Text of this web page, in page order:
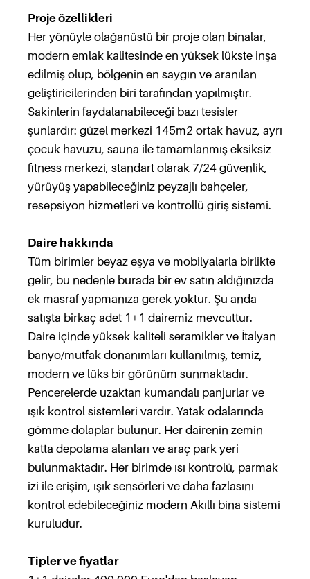
Proje özellikleri
Her yönüyle olağanüstü bir proje olan binalar,
modern emlak kalitesinde en yüksek lükste inşa
edilmiş olup, bölgenin en saygın ve aranılan
geliştiricilerinden biri tarafından yapılmıştır.
Sakinlerin faydalanabileceği bazı tesisler
şunlardır: güzel merkezi 145m2 ortak havuz, ayrı
çocuk havuzu, sauna ile tamamlanmış eksiksiz
fitness merkezi, standart olarak 7/24 güvenlik,
yürüyüş yapabileceğiniz peyzajlı bahçeler,
resepsiyon hizmetleri ve kontrollü giriş sistemi.
Daire hakkında
Tüm birimler beyaz eşya ve mobilyalarla birlikte
gelir, bu nedenle burada bir ev satın aldığınızda
ek masraf yapmanıza gerek yoktur. Şu anda
satışta birkaç adet 1+1 dairemiz mevcuttur.
Daire içinde yüksek kaliteli seramikler ve İtalyan
banyo/mutfak donanımları kullanılmış, temiz,
modern ve lüks bir görünüm sunmaktadır.
Pencerelerde uzaktan kumandalı panjurlar ve
ışık kontrol sistemleri vardır. Yatak odalarında
gömme dolaplar bulunur. Her dairenin zemin
katta depolama alanları ve araç park yeri
bulunmaktadır. Her birimde ısı kontrolü, parmak
izi ile erişim, ışık sensörleri ve daha fazlasını
kontrol edebileceğiniz modern Akıllı bina sistemi
kuruludur.
Tipler ve fiyatlar